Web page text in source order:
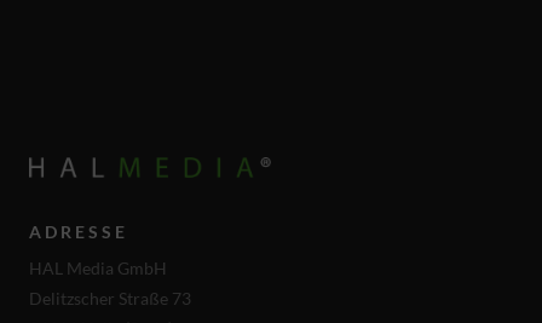
ADRESSE
HAL Media GmbH
Delitzscher Straße 73